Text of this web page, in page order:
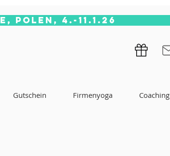
Polen, 4.-11.1.26
Gutschein Firmenyoga Coaching